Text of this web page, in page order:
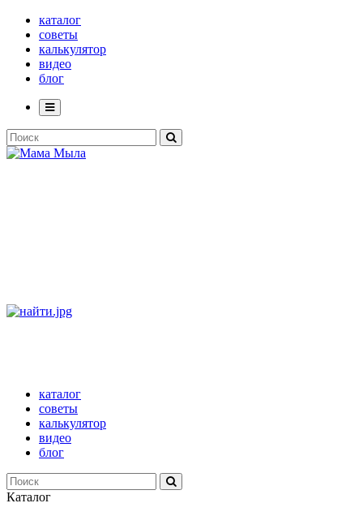
каталог
советы
калькулятор
видео
блог
каталог
советы
калькулятор
видео
блог
Каталог